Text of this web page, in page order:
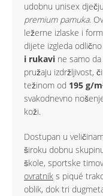
udobnu unisex
premium pamuka.
ležerne izlaske i
dijete izgleda
i rukavi ne samo
pružaju izdržljivost,
težinom od 195 g/
svakodnevno
koži.
Dostupan u
široku dobnu
škole, sportske
ovratnik s piqué
oblik, dok tri